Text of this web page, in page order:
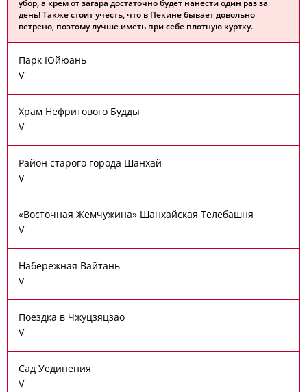
убор, а крем от загара достаточно будет нанести один раз за
день! Также стоит учесть, что в Пекине бывает довольно
ветрено, поэтому лучше иметь при себе плотную куртку.
Парк Юйюань
V
Храм Нефритового Будды
V
Район старого города Шанхай
V
«Восточная Жемчужина» Шанхайская Телебашня
V
Набережная Вайтань
V
Поездка в Чжуцзяцзао
V
Сад Уединения
V